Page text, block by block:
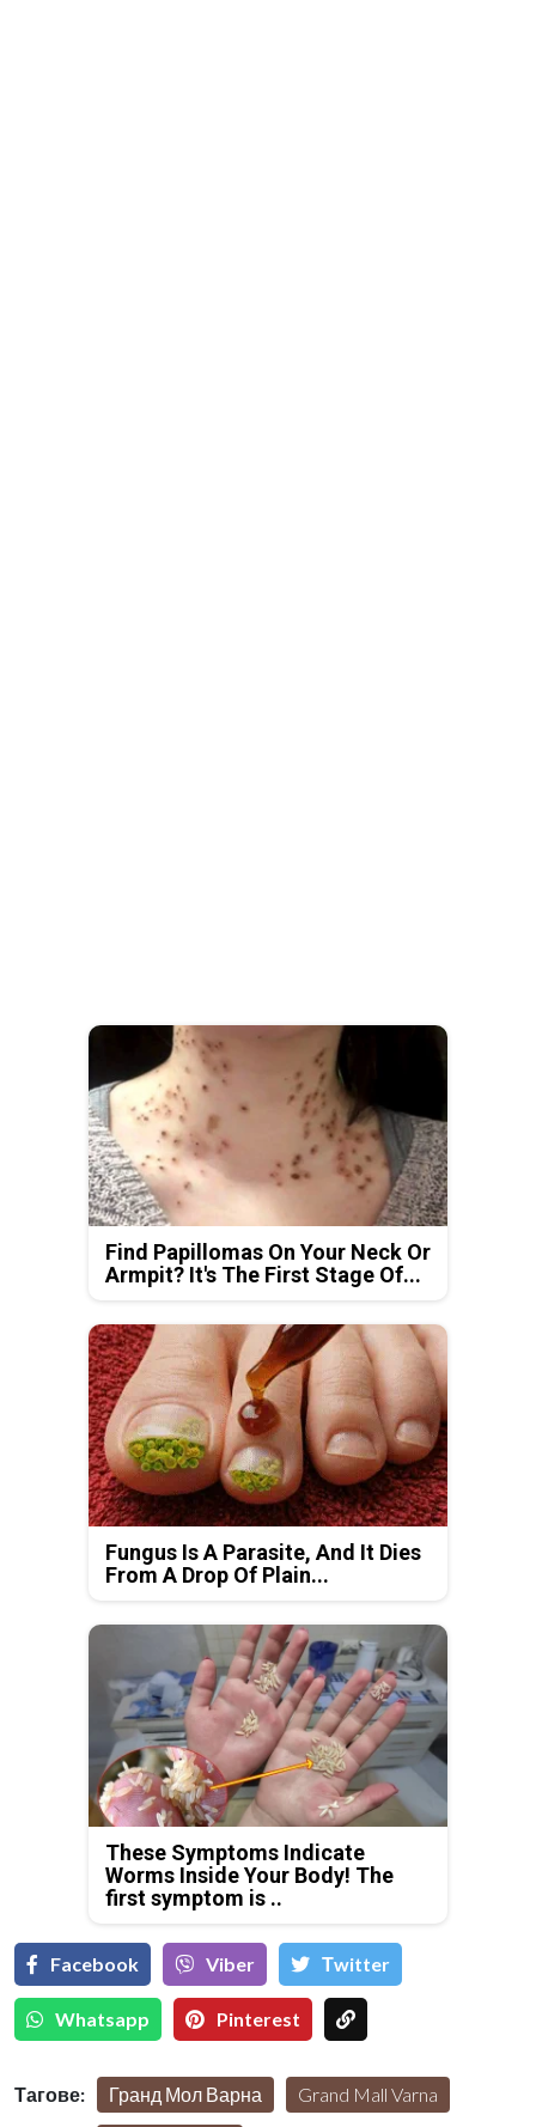
Find Papillomas On Your Neck Or
Armpit? It's The First Stage Of...
Fungus Is A Parasite, And It Dies
From A Drop Of Plain...
These Symptoms Indicate
Worms Inside Your Body! The
first symptom is ..
Facebook Viber Тwitter
Whatsapp Pinterest
Тагове: Гранд Мол Варна Grand Mall Varna